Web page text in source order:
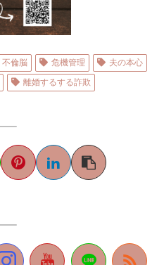
不倫脳 危機管理
夫の本心
離婚するする詐欺